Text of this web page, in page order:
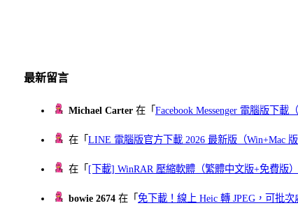
最新留言
Michael Carter 在「Facebook Messenger 電腦版下載
在「LINE 電腦版官方下載 2026 最新版（Win+Mac 版
在「 [下載] WinRAR 壓縮軟體（繁體中文版+免費版）
bowie 2674 在「免下載！線上 Heic 轉 JPEG，可批次